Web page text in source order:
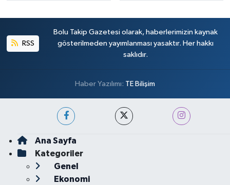
RSS
Bolu Takip Gazetesi olarak, haberlerimizin kaynak
gösterilmeden yayımlanması yasaktır. Her hakkı
saklıdır.
Haber Yazılımı: TE Bilişim
Ana Sayfa
Kategoriler
Genel
Ekonomi